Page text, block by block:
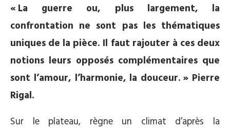
« La guerre ou, plus largement, la
confrontation ne sont pas les thématiques
uniques de la pièce. Il faut rajouter à ces deux
notions leurs opposés complémentaires que
sont l’amour, l’harmonie, la douceur. » Pierre
Rigal.
Sur le plateau, règne un climat d’après la